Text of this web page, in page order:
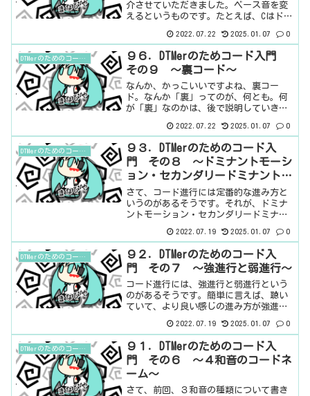
介させていただきました。ベース音を変
えるというものです。たとえば、Cはド・
なると、コードがミになります。これ
を、C/Eと表示し、これが分数コードと呼
ばれるものです。オン...
2022.07.22 2025.01.07 0
DTMerのためのコード入門
９６．DTMerのためコード入門
その９ ～裏コード～
なんか、かっこいいですよね、裏コー
ド。なんか「裏」ってのが、何とも。何
が「裏」なのかは、後で説明していきま
ドミナントセブンスコード（V7）の代わ
りに使えるのが裏コード。なんか、かっ
こいいですよね、裏コード...
2022.07.22 2025.01.07 0
DTMerのためのコード入門
９３．DTMerのためのコード入
門 その８ ～ドミナントモーシ
ョン・セカンダリードミナント・
ツーファイブ・ツーファイブワン
～
さて、コード進行には定番的な進み方と
いうのがあるそうです。それが、ドミナ
ントモーション・セカンダリードミナン
４つです。前回の強進行を紹介しました
が、いわば強進行中の強進行。強強進行
か、超強進行か、真強進行...
2022.07.19 2025.01.07 0
DTMerのためのコード入門
９２．DTMerのためのコード入
門 その７ ～強進行と弱進行～
コード進行には、強進行と弱進行という
のがあるそうです。簡単に言えば、聴い
ていて、より良い感じの進み方が強進
い感じの進み方ということではないの
で、強進行を「より」良いという表現に
しました。そもそも、コード進...
2022.07.19 2025.01.07 0
DTMerのためのコード入門
９１．DTMerのためのコード入
門 その６ ～４和音のコードネ
ーム～
さて、前回、３和音の種類について書き